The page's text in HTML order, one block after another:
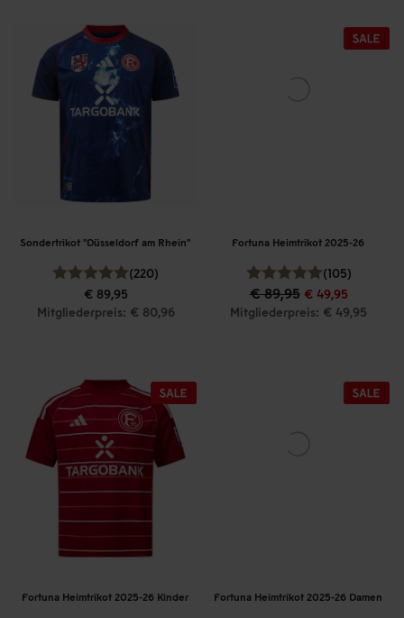
Sondertrikot "Düsseldorf am Rhein"
(220)
€ 89,95
Mitgliederpreis: € 80,96
Fortuna Heimtrikot 2025-26
(105)
€ 89,95 € 49,95
Mitgliederpreis: € 49,95
Fortuna Heimtrikot 2025-26 Kinder Fortuna Heimtrikot 2025-26 Damen